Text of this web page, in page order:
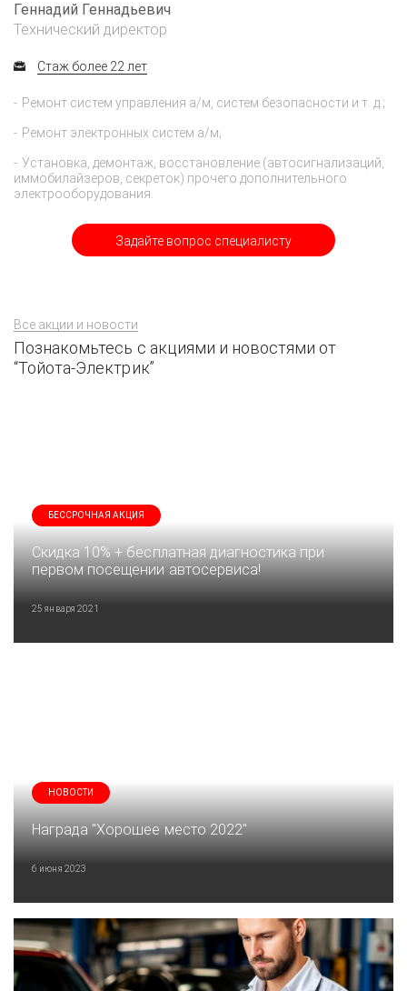
Задайте вопрос специалисту
Геннадий Геннадьевич
Технический директор
Стаж более 22 лет
Ремонт систем управления а/м, систем безопасности и т. д.;
Ремонт электронных систем а/м;
Установка, демонтаж, восстановление (автосигнализаций,
иммобилайзеров, секреток) прочего дополнительного
электрооборудования.
Все акции и новости
Познакомьтесь с акциями и новостями от
“Тойота-Электрик”
БЕССРОЧНАЯ АКЦИЯ
Скидка 10% + бесплатная диагностика при
первом посещении автосервиса!
25 января 2021
НОВОСТИ
Награда "Хорошее место 2022"
6 июня 2023